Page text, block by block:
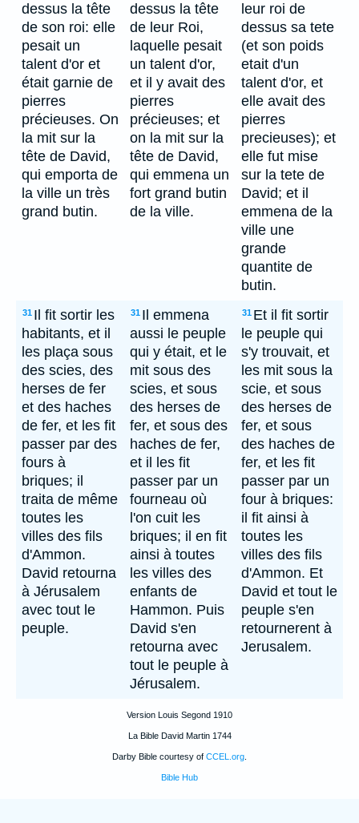
dessus la tête
de son roi: elle
pesait un
talent d'or et
était garnie de
pierres
précieuses. On
la mit sur la
tête de David,
qui emporta de
la ville un très
grand butin.
dessus la tête
de leur Roi,
laquelle pesait
un talent d'or,
et il y avait des
pierres
précieuses; et
on la mit sur la
tête de David,
qui emmena un
fort grand butin
de la ville.
leur roi de
dessus sa tete
(et son poids
etait d'un
talent d'or, et
elle avait des
pierres
precieuses); et
elle fut mise
sur la tete de
David; et il
emmena de la
ville une
grande
quantite de
butin.
31 Il fit sortir les
habitants, et il
les plaça sous
des scies, des
herses de fer
et des haches
de fer, et les fit
passer par des
fours à
briques; il
traita de même
toutes les
villes des fils
d'Ammon.
David retourna
à Jérusalem
avec tout le
peuple.
31 Il emmena
aussi le peuple
qui y était, et le
mit sous des
scies, et sous
des herses de
fer, et sous des
haches de fer,
et il les fit
passer par un
fourneau où
l'on cuit les
briques; il en fit
ainsi à toutes
les villes des
enfants de
Hammon. Puis
David s'en
retourna avec
tout le peuple à
Jérusalem.
31 Et il fit sortir
le peuple qui
s'y trouvait, et
les mit sous la
scie, et sous
des herses de
fer, et sous
des haches de
fer, et les fit
passer par un
four à briques:
il fit ainsi à
toutes les
villes des fils
d'Ammon. Et
David et tout le
peuple s'en
retournerent à
Jerusalem.
Version Louis Segond 1910
La Bible David Martin 1744
Darby Bible courtesy of CCEL.org
Bible Hub